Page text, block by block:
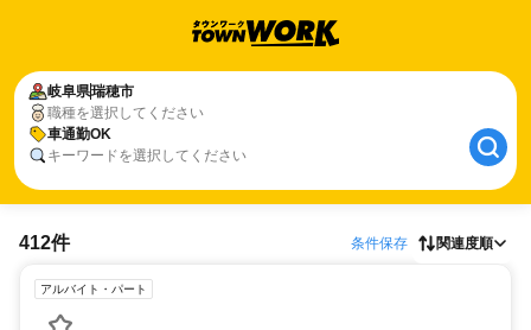
岐阜県瑞穂市
職種を選択してください
車通勤OK
キーワードを選択してください
412件 条件保存 関連度順
アルバイト・パート